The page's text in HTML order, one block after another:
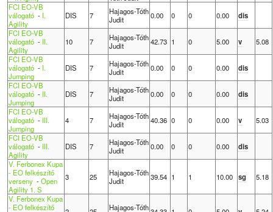
FCI EO-VB
válogató - I.
Agility
DIS 7
Hajagos-Tóth
Judit
0.00 0 0 0.00
dis
FCI EO-VB
válogató - II.
Agility
10 7
Hajagos-Tóth
Judit
42.73 1 0 5.00 v
5.08
FCI EO-VB
válogató - I.
Jumping
DIS 7
Hajagos-Tóth
Judit
0.00 0 0 0.00
dis
FCI EO-VB
válogató - II.
Jumping
DIS 7
Hajagos-Tóth
Judit
0.00 0 0 0.00
dis
FCI EO-VB
válogató - III.
Jumping
4 7
Hajagos-Tóth
Judit
40.36 0 0 0.00 v
5.03
FCI EO-VB
válogató - III.
Agility
DIS 7
Hajagos-Tóth
Judit
0.00 0 0 0.00
dis
V. Ferbonex Kupa
- EO felkészítő
verseny-Open
Agility 1. S
3 25
Hajagos-Tóth
Judit
39.54 1 1 10.00 sg 5.18
V. Ferbonex Kupa
- EO felkészítő
Hajagos-Tóth